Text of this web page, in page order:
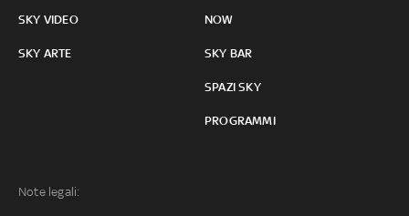
SKY VIDEO
SKY ARTE
NOW
SKY BAR
SPAZI SKY
PROGRAMMI
Note legali: